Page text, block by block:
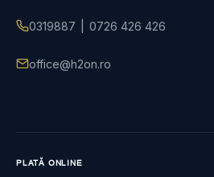
0319887 0726 426 426
office@h2on.ro
PLATĂ ONLINE